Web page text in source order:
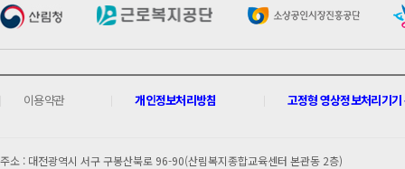
이용약관 개인정보처리방침 고정형 영상정보처리기기
주소 : 대전광역시 서구 구봉산북로 96-90(산림복지종합교육센터 본관동 2층)